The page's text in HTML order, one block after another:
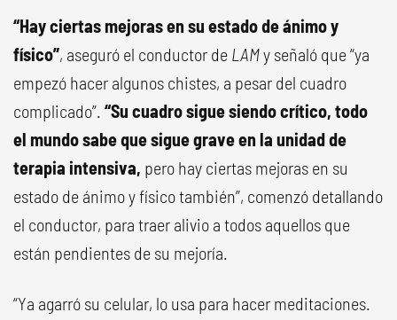
“Hay ciertas mejoras en su estado de ánimo y
físico”, aseguró el conductor de LAMy señaló que “ya
empezó hacer algunos chistes, a pesar del cuadro
complicado”. “Su cuadro sigue siendo crítico, todo
el mundo sabe que sigue grave en la unidad de
terapia intensiva, pero hay ciertas mejoras en su
estado de ánimo y físico también”, comenzó detallando
el conductor, para traer alivio a todos aquellos que
están pendientes de su mejoría.
“Ya agarró su celular, lo usa para hacer meditaciones.